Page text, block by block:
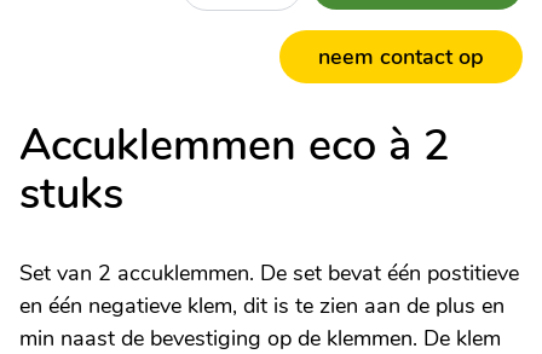
neem contact op
Accuklemmen eco à 2
stuks
Set van 2 accuklemmen. De set bevat één postitieve
en één negatieve klem, dit is te zien aan de plus en
min naast de bevestiging op de klemmen. De klem